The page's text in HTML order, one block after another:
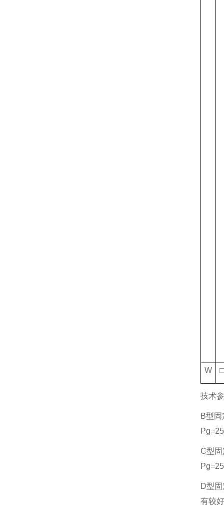
W □
技术
B型
C型
D型
有较